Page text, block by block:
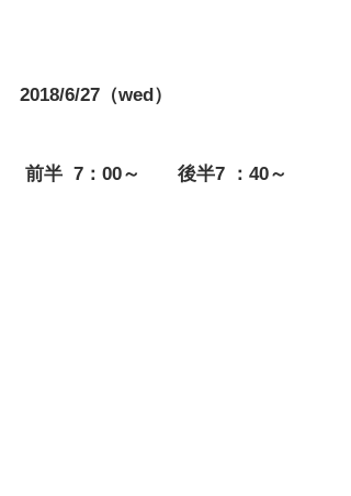
2018/6/27（wed）
前半  7：00～　　後半7 ：40～